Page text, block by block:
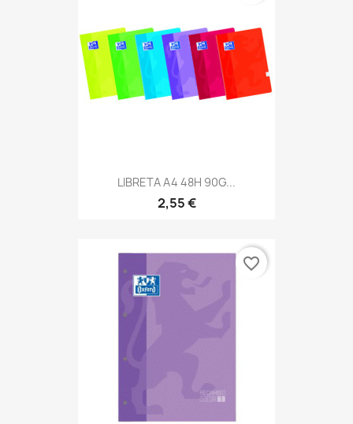
LIBRETA A4 48H 90G...
2,55 €
favorite_border